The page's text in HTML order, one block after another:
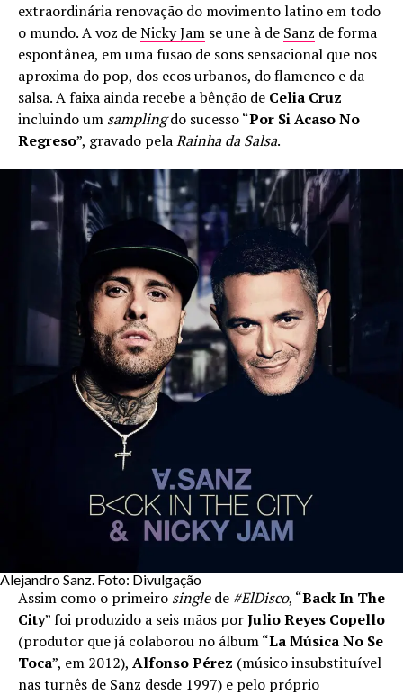
extraordinária renovação do movimento latino em todo
o mundo. A voz deNicky Jam se une à de Sanz de forma
espontânea, em uma fusão de sons sensacional que nos
aproxima do pop, dos ecos urbanos, do flamenco e da
salsa. A faixa ainda recebe a bênção de Celia Cruz
incluindo um samplingdo sucesso “Por Si Acaso No
Regreso”, gravado pelaRainha da Salsa.
Alejandro Sanz. Foto: Divulgação
Assim como o primeiro singlede #ElDisco, “Back In The
City” foi produzido a seis mãos porJulio Reyes Copello
(produtor que já colaborou no álbum “La Música No Se
Toca”, em 2012), Alfonso Pérez (músico insubstituível
nas turnês de Sanz desde 1997) e pelo próprio